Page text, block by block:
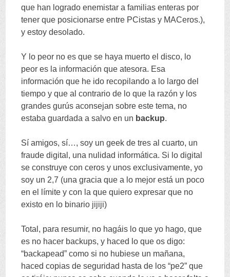
que han logrado enemistar a familias enteras por
tener que posicionarse entre PCistas y MACeros.),
y estoy desolado.
Y lo peor no es que se haya muerto el disco, lo
peor es la información que atesora. Esa
información que he ido recopilando a lo largo del
tiempo y que al contrario de lo que la razón y los
grandes gurús aconsejan sobre este tema, no
estaba guardada a salvo en un backup.
Sí amigos,sí…,soy un geek de tres al cuarto, un
fraude digital , una nulidad informática. Si lo digital
se construye con ceros y unos exclusivamente,yo
soy un 2,7 (una gracia que a lo mejor está un poco
en el límite y con la que quiero expresar que no
existo en lo binario jijiji)
Total , para resumir, no hagáis lo que yo hago,que
es no hacer backups,y haced lo que os digo:
“backapead”como si no hubiese un mañana,
haced copias de seguridad hasta de los “pe2”que